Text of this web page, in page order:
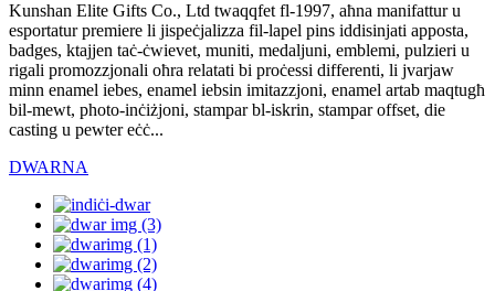
Kunshan Elite Gifts Co., Ltd twaqqfet fl-1997, aħna manifattur u
esportatur premiere li jispeċjalizza fil-lapel pins iddisinjati apposta,
badges, ktajjen taċ-ċwievet, muniti, medaljuni, emblemi, pulzieri u
rigali promozzjonali oħra relatati bi proċessi differenti, li jvarjaw
minn enamel iebes, enamel iebsin imitazzjoni, enamel artab maqtugħ
bil-mewt, photo-inċiżjoni, stampar bl-iskrin, stampar offset, die
casting u pewter eċċ...
DWARNA